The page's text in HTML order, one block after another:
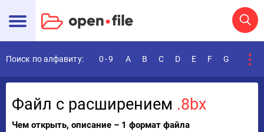
Поиск по алфавиту: 0-9 A B C D E F G
Файл с расширением .8bx
Чем открыть, описание – 1 формат файла